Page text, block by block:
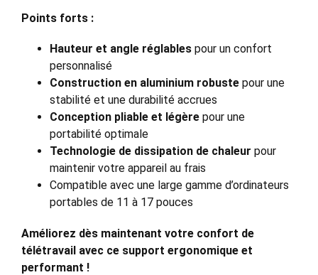
Points forts :
Hauteur et angle réglables pour un confort
personnalisé
Construction en aluminium robuste pour une
stabilité et une durabilité accrues
Conception pliable et légère pour une
portabilité optimale
Technologie de dissipation de chaleur pour
maintenir votre appareil au frais
Compatible avec une large gamme d’ordinateurs
portables de 11 à 17 pouces
Améliorez dès maintenant votre confort de
télétravail avec ce support ergonomique et
performant !